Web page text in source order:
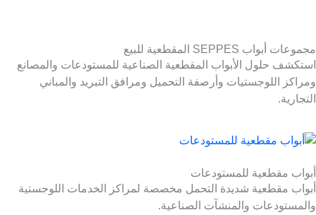
مجموعات أبواب SEPPES المقطعية للبيع
استكشف حلول الأبواب المقطعية الصناعية للمستودعات والمصانع
ومراكز اللوجستيات وأرصفة التحميل ومرافق التبريد والمباني
التجارية.
أبواب مقطعية للمستودعات
أبواب مقطعية شديدة التحمل مخصصة لمراكز الخدمات اللوجستية
والمستودعات والمنشآت الصناعية.